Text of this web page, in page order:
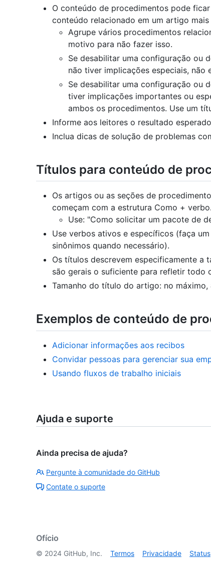
O conteúdo de procedimentos pode
conteúdo relacionado em um artigo mais
Agrupe vários procedimentos
motivo para não fazer isso.
Se desabilitar uma configuração ou
não tiver implicações especiais, não
Se desabilitar uma configuração ou
tiver implicações importantes ou
ambos os procedimentos. Use um
Informe aos leitores o resultado
Inclua dicas de solução de problemas
Títulos para conteúdo de
Os artigos ou as seções de
começam com a estrutura Como + verbo.
Use: "Como solicitar um pacote de
Use verbos ativos e específicos (faça
sinônimos quando necessário).
Os títulos descrevem especificamente a
são gerais o suficiente para refletir todo
Tamanho do título do artigo: no
Exemplos de conteúdo de
Adicionar informações aos recibos
Convidar pessoas para gerenciar sua
Usando fluxos de trabalho iniciais
Ajuda e suporte
Ainda precisa de ajuda?
Pergunte à comunidade do GitHub
Contate o suporte
Ofício
© 2024 GitHub, Inc. Termos Privacidade Status